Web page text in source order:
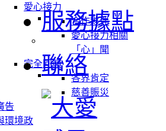
愛心接力
合作夥伴
愛心接力相關
「心」聞
完全回饋
各界肯定
慈善賑災
告
環境政
服務據點
聯絡